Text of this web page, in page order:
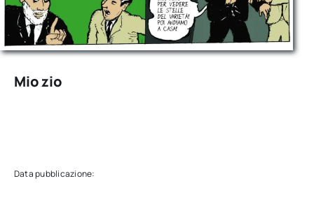
Mio zio
Data pubblicazione: